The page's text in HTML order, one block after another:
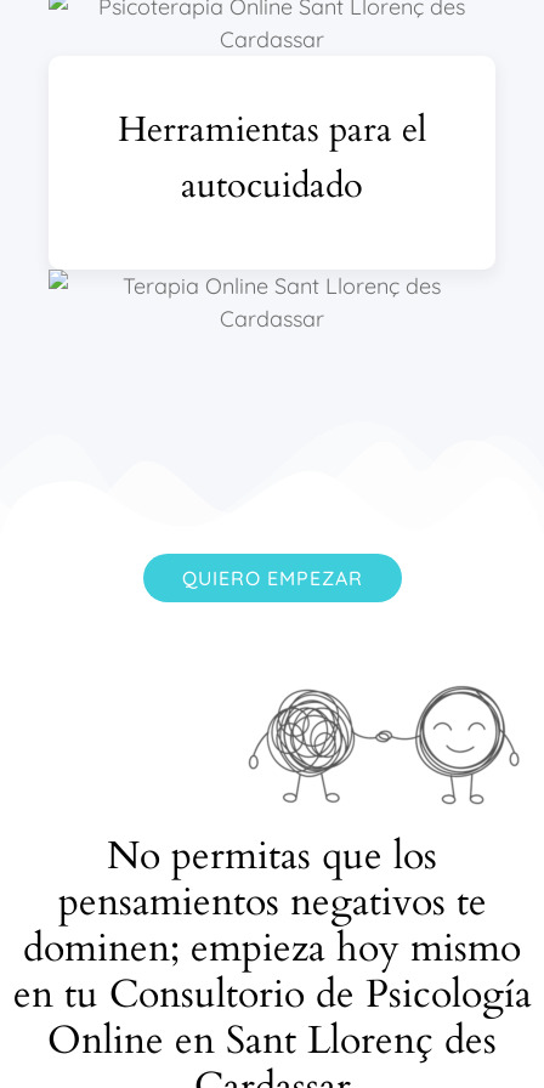
Herramientas para el
autocuidado
QUIERO EMPEZAR
No permitas que los
pensamientos negativos te
dominen; empieza hoy mismo
en tu Consultorio de Psicología
Online en Sant Llorenç des